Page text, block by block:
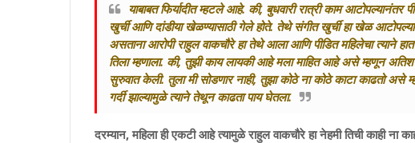
याबाबत फिर्यादीत म्हटले आहे. की, बुधवारी रात्री काम आटोपल्यानंतर
खुर्ची आणि दांडीया खेळण्यासाठी गेले होते. तेथे संगीत खुर्ची हा खेळ
असताना आरोपी राहुल वाकचौरे हा तेथे आला आणि पीडित महिलेचा त्याने
तिला म्हणाला. की, तुझी काय लायकी आहे मला माहित आहे असे म्हणून
सुरुवात केली. तुला मी सोडणार नाही, तुझा कोठे ना कोठे काटा काढतो असे
गर्दी झाल्यामुळे त्याने तेथून काढता पाय घेतला.
दरम्यान, महिला ही एकटी आहे त्यामुळे राहुल वाकचौरे हा नेहमी तिची काही ना